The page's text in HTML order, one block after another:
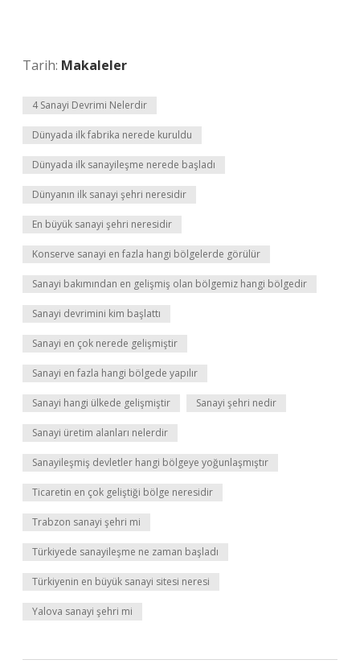
Tarih: Makaleler
4 Sanayi Devrimi Nelerdir
Dünyada ilk fabrika nerede kuruldu
Dünyada ilk sanayileşme nerede başladı
Dünyanın ilk sanayi şehri neresidir
En büyük sanayi şehri neresidir
Konserve sanayi en fazla hangi bölgelerde görülür
Sanayi bakımından en gelişmiş olan bölgemiz hangi bölgedir
Sanayi devrimini kim başlattı
Sanayi en çok nerede gelişmiştir
Sanayi en fazla hangi bölgede yapılır
Sanayi hangi ülkede gelişmiştir Sanayi şehri nedir
Sanayi üretim alanları nelerdir
Sanayileşmiş devletler hangi bölgeye yoğunlaşmıştır
Ticaretin en çok geliştiği bölge neresidir
Trabzon sanayi şehri mi
Türkiyede sanayileşme ne zaman başladı
Türkiyenin en büyük sanayi sitesi neresi
Yalova sanayi şehri mi